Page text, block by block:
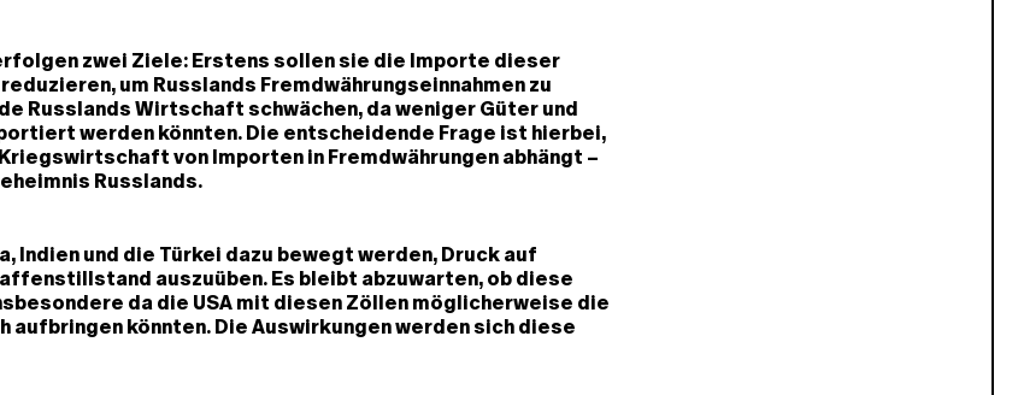
zwei Ziele: Erstens sollen sie die Importe dieser
um Russlands Fremdwährungseinnahmen zu
Russlands Wirtschaft schwächen, da weniger Güter und
werden könnten. Die entscheidende Frage ist hierbei,
von Importen in Fremdwährungen abhängt –
Russlands.
Indien und die Türkei dazu bewegt werden, Druck auf
auszuüben. Es bleibt abzuwarten, ob diese
da die USA mit diesen Zöllen möglicherweise die
aufbringen könnten. Die Auswirkungen werden sich diese